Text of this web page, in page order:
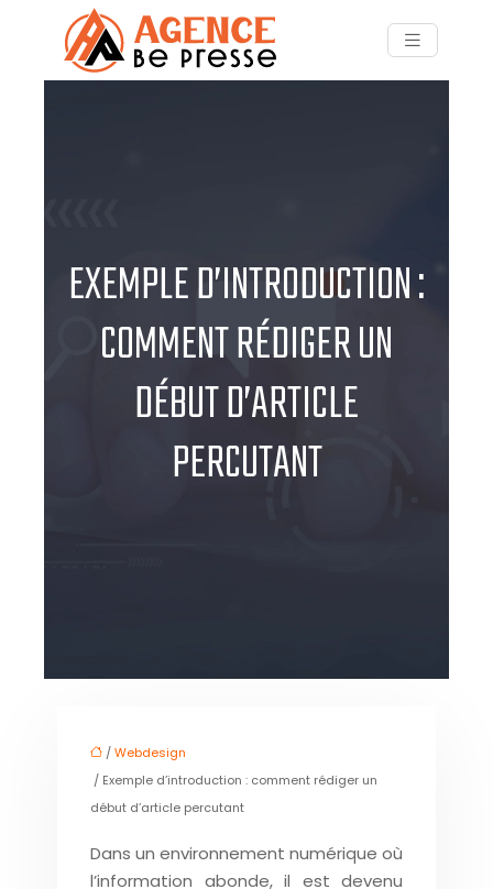
EXEMPLE D’INTRODUCTION :
COMMENT RÉDIGER UN
DÉBUT D’ARTICLE
PERCUTANT
/Webdesign
/ Exemple d’introduction : comment rédiger un
début d’article percutant
Dans un environnement numérique où
l’information abonde, il est devenu